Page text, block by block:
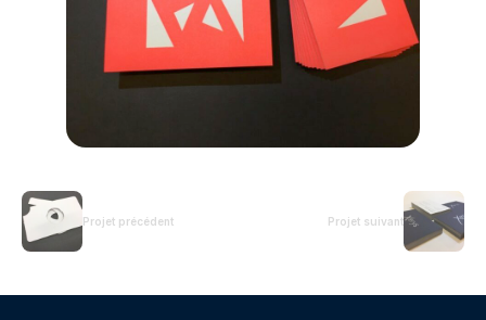
Projet précédent Projet suivant